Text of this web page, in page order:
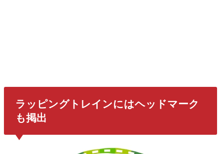
ラッピングトレインにはヘッドマーク
も掲出